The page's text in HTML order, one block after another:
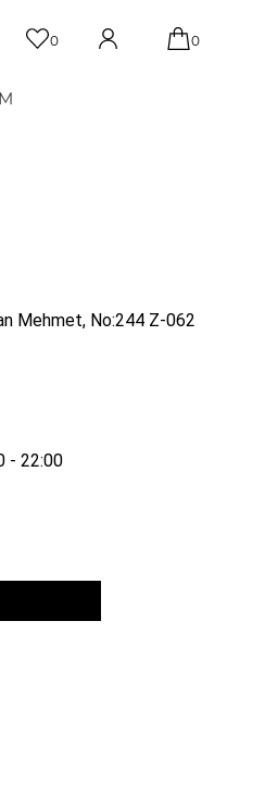
0 0
Mehmet, No:244 Z-062
- 22:00